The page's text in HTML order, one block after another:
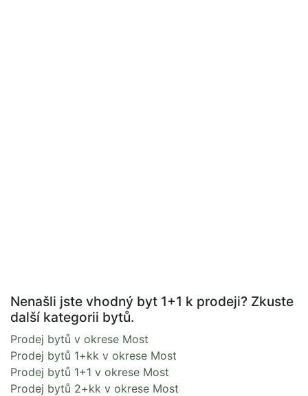
Nenašli jste vhodný byt 1+1 k prodeji? Zkuste
další kategorii bytů.
Prodej bytů v okrese Most
Prodej bytů 1+kk v okrese Most
Prodej bytů 1+1 v okrese Most
Prodej bytů 2+kk v okrese Most